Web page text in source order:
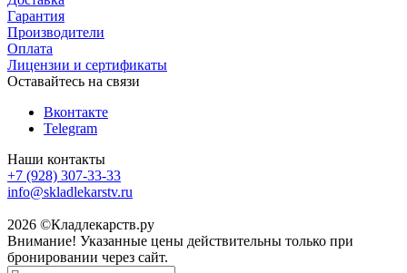
Гарантия
Производители
Оплата
Лицензии и сертификаты
Оставайтесь на связи
Вконтакте
Telegram
Наши контакты
+7 (928) 307-33-33
info@skladlekarstv.ru
2026 ©Кладлекарств.ру
Внимание! Указанные цены действительны только при
бронировании через сайт.